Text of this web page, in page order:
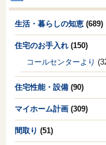
生活・暮らしの知恵 (689)
住宅のお手入れ (150)
コールセンターより
住宅性能・設備 (90)
マイホーム計画 (309)
間取り (51)